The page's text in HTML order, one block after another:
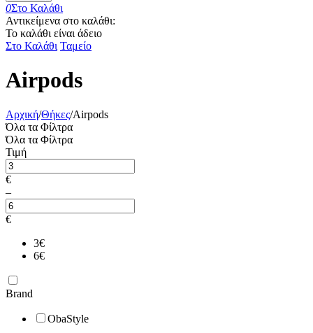
0Στο Καλάθι
Αντικείμενα στο καλάθι:
Το καλάθι είναι άδειο
Στο Καλάθι Ταμείο
Airpods
Αρχική/Θήκες/Airpods
Όλα τα Φίλτρα
Όλα τα Φίλτρα
Τιμή
€
–
€
3€
6€
Brand
ObaStyle